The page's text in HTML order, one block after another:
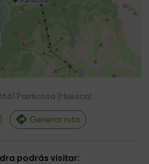
Panticosa ( Huesca)
Generar ruta
podrás visitar: